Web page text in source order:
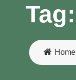
Tag:
Home